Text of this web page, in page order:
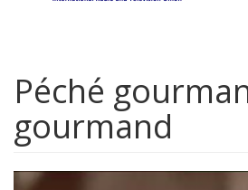
Péché
gourmand